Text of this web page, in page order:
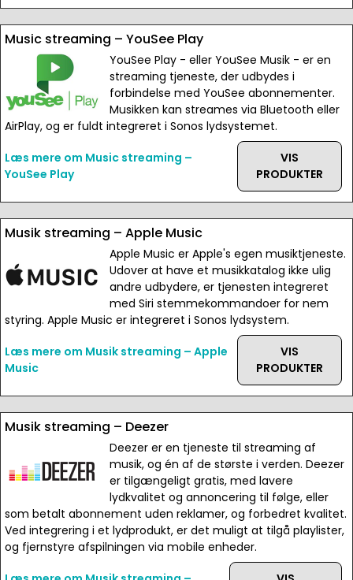
Music streaming – YouSee Play
YouSee Play - eller YouSee Musik - er en
streaming tjeneste, der udbydes i
forbindelse med YouSee abonnementer.
Musikken kan streames via Bluetooth eller
AirPlay, og er fuldt integreret i Sonos lydsystemet.
Læs mere om Music streaming –
YouSee Play
VIS
PRODUKTER
Musik streaming – Apple Music
Apple Music er Apple's egen musiktjeneste.
Udover at have et musikkatalog ikke ulig
andre udbydere, er tjenesten integreret
med Siri stemmekommandoer for nem
styring. Apple Music er integreret i Sonos lydsystem.
Læs mere om Musik streaming – Apple
Music
VIS
PRODUKTER
Musik streaming – Deezer
Deezer er en tjeneste til streaming af
musik, og én af de største i verden. Deezer
er tilgængeligt gratis, med lavere
lydkvalitet og annoncering til følge, eller
som betalt abonnement uden reklamer, og forbedret kvalitet.
Ved integrering i et lydprodukt, er det muligt at tilgå playlister,
og fjernstyre afspilningen via mobile enheder.